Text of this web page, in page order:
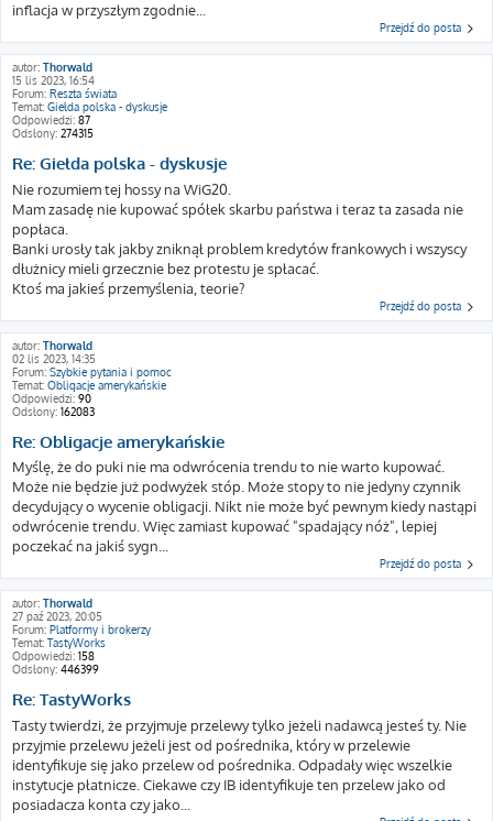
inflacja w przyszłym zgodnie...
Przejdź do posta
autor: Thorwald
15 lis 2023, 16:54
Forum: Reszta świata
Temat: Giełda polska - dyskusje
Odpowiedzi: 87
Odsłony: 274315
Re: Giełda polska - dyskusje
Nie rozumiem tej hossy na WiG20.
Mam zasadę nie kupować spółek skarbu państwa i teraz ta zasada nie
popłaca.
Banki urosły tak jakby zniknął problem kredytów frankowych i wszyscy
dłużnicy mieli grzecznie bez protestu je spłacać.
Ktoś ma jakieś przemyślenia, teorie?
Przejdź do posta
autor: Thorwald
02 lis 2023, 14:35
Forum: Szybkie pytania i pomoc
Temat: Obligacje amerykańskie
Odpowiedzi: 90
Odsłony: 162083
Re: Obligacje amerykańskie
Myślę, że do puki nie ma odwrócenia trendu to nie warto kupować.
Może nie będzie już podwyżek stóp. Może stopy to nie jedyny czynnik
decydujący o wycenie obligacji. Nikt nie może być pewnym kiedy nastąpi
odwrócenie trendu. Więc zamiast kupować "spadający nóż", lepiej
poczekać na jakiś sygn...
Przejdź do posta
autor: Thorwald
27 paź 2023, 20:05
Forum: Platformy i brokerzy
Temat: TastyWorks
Odpowiedzi: 158
Odsłony: 446399
Re: TastyWorks
Tasty twierdzi, że przyjmuje przelewy tylko jeżeli nadawcą jesteś ty. Nie
przyjmie przelewu jeżeli jest od pośrednika, który w przelewie
identyfikuje się jako przelew od pośrednika. Odpadały więc wszelkie
instytucje płatnicze. Ciekawe czy IB identyfikuje ten przelew jako od
posiadacza konta czy jako...